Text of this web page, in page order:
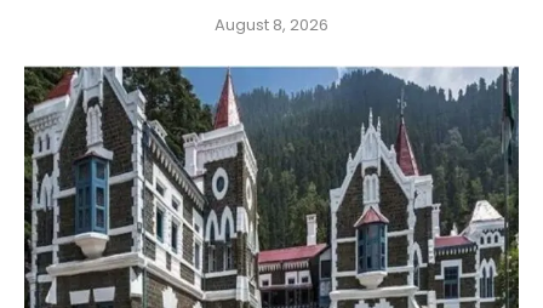
August 8, 2026